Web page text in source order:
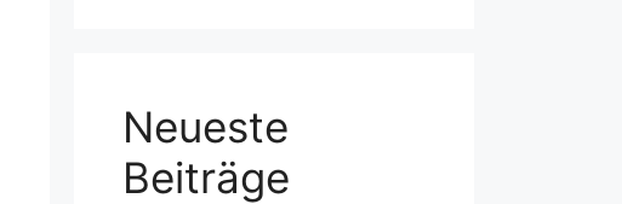
Neueste
Beiträge